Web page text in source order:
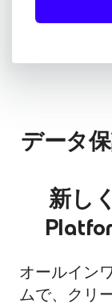
データ
新し
オールイン
ムで、クリ